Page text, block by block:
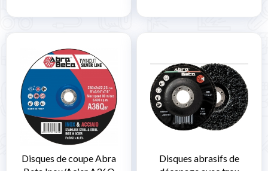
Disques de coupe Abra
Disques abrasifs de